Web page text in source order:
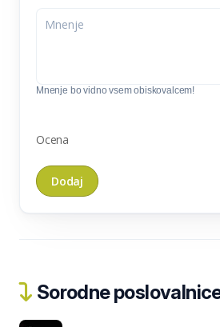
Mnenje bo vidno vsem obiskovalcem!
Ocena
Sorodne